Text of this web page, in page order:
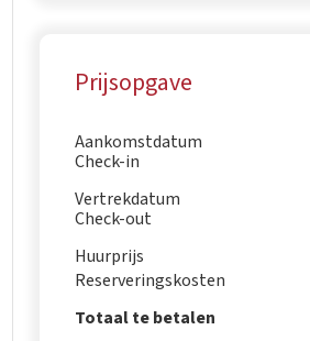
Prijsopgave
Aankomstdatum
Check-in
Vertrekdatum
Check-out
Huurprijs
Reserveringskosten
Totaal te betalen